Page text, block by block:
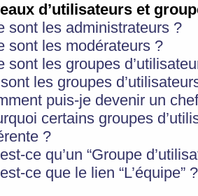
d’utilisateurs et
sont les administrateurs ?
sont les modérateurs ?
sont les groupes
les groupes
puis-je devenir un
certains groupes
?
ce qu’un “Groupe
ce que le lien “L’équipe” ?